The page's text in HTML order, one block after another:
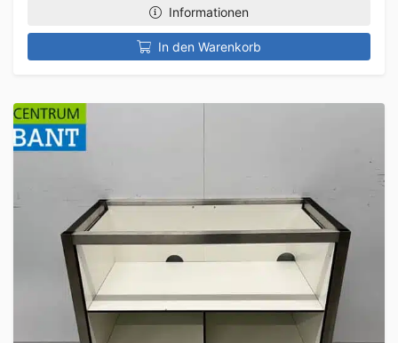
Informationen
In den Warenkorb